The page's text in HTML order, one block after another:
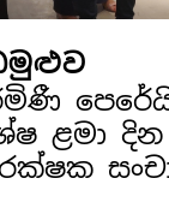
ළමා දින